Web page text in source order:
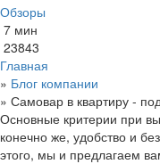
Обзоры
7 мин
23843
Главная
» Блог компании
» Самовар в квартиру -
Основные критерии при
конечно же, удобство и
этого, мы и предлагаем